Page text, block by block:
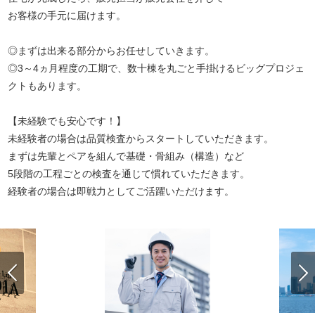
お客様の手元に届けます。
◎まずは出来る部分からお任せしていきます。
◎3～4ヵ月程度の工期で、数十棟を丸ごと手掛けるビッグプロジェ
クトもあります。
【未経験でも安心です！】
未経験者の場合は品質検査からスタートしていただきます。
まずは先輩とペアを組んで基礎・骨組み（構造）など
5段階の工程ごとの検査を通じて慣れていただきます。
経験者の場合は即戦力としてご活躍いただけます。